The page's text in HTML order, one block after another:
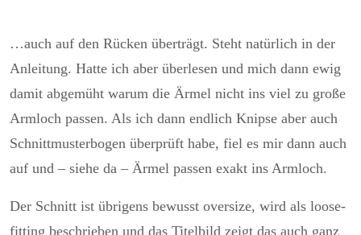
…auch auf den Rücken überträgt. Steht natürlich in der
Anleitung. Hatte ich aber überlesen und mich dann ewig
damit abgemüht warum die Ärmel nicht ins viel zu große
Armloch passen. Als ich dann endlich Knipse aber auch
Schnittmusterbogen überprüft habe, fiel es mir dann auch
auf und – siehe da – Ärmel passen exakt ins Armloch.
Der Schnitt ist übrigens bewusst oversize, wird als loose-
fitting beschrieben und das Titelbild zeigt das auch ganz